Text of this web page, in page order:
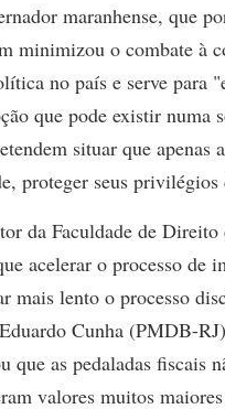
maranhense, que
minimizou o combate à
no país e serve para
que pode existir numa
situar que apenas
proteger seus
da Faculdade de
acelerar o processo de
mais lento o processo
Cunha (PMDB-
que as pedaladas fiscais
valores muitos